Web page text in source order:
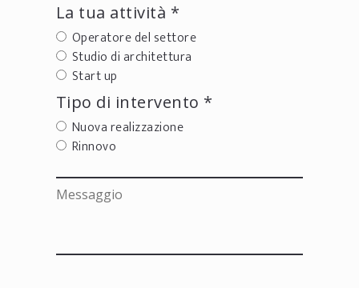
La tua attività *
Operatore del settore
Studio di architettura
Start up
Tipo di intervento *
Nuova realizzazione
Rinnovo